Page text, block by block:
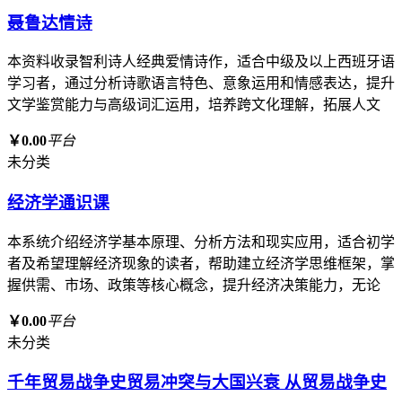
聂鲁达情诗
本资料收录智利诗人经典爱情诗作，适合中级及以上西班牙语
学习者，通过分析诗歌语言特色、意象运用和情感表达，提升
文学鉴赏能力与高级词汇运用，培养跨文化理解，拓展人文
￥0.00平台
未分类
经济学通识课
本系统介绍经济学基本原理、分析方法和现实应用，适合初学
者及希望理解经济现象的读者，帮助建立经济学思维框架，掌
握供需、市场、政策等核心概念，提升经济决策能力，无论
￥0.00平台
未分类
千年贸易战争史贸易冲突与大国兴衰 从贸易战争史